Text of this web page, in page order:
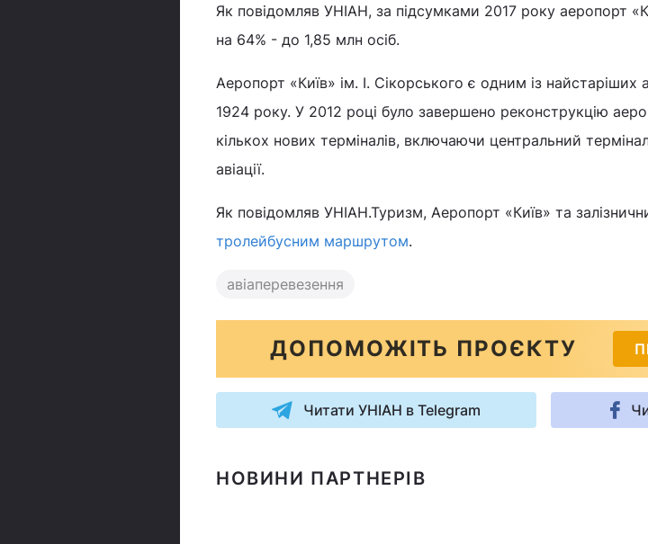
Як повідомляв УНІАН, за підсумками 2017 року аеропорт
на 64% - до 1,85 млн осіб.
Аеропорт «Київ» ім. І. Сікорського є одним із найстаріших
1924 року. У 2012 році було завершено реконструкцію
кількох нових терміналів, включаючи центральний
авіації.
Як повідомляв УНІАН.Туризм, Аеропорт «Київ» та
тролейбусним маршрутом.
авіаперевезення
ДОПОМОЖІТЬ ПРОЄКТУ
Читати УНІАН в Telegram
НОВИНИ ПАРТНЕРІВ